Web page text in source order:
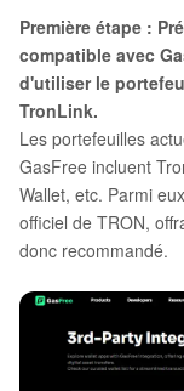
Première étape :
compatible avec
d'utiliser le
TronLink.
Les portefeuilles
GasFree incluent
Wallet, etc. Parmi
officiel de TRON,
donc recommandé.